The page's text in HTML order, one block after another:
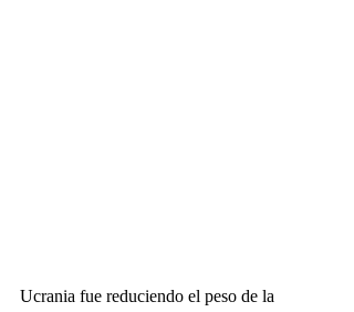
Ucrania fue reduciendo el peso de la